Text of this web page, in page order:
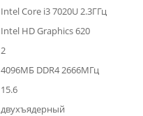
Intel Core i3 7020U 2.3ГГц
Intel HD Graphics 620
2
4096МБ DDR4 2666МГц
15.6
двухъядерный